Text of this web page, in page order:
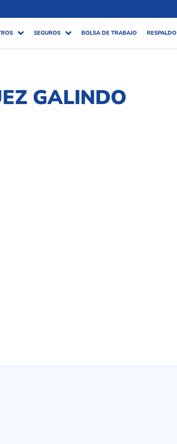
SEGUROS BOLSA DE TRABAJO RESPALDO
GALINDO